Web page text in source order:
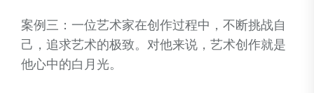
案例三：一位艺术家在创作过程中，不断挑战自
己，追求艺术的极致。对他来说，艺术创作就是
他心中的白月光。